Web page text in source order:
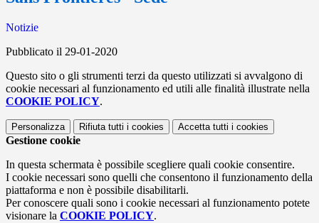
Notizie
Pubblicato il 29-01-2020
Questo sito o gli strumenti terzi da questo utilizzati si avvalgono di
cookie necessari al funzionamento ed utili alle finalità illustrate nella
COOKIE POLICY.
Personalizza Rifiuta tutti i cookies Accetta tutti i cookies
Gestione cookie
In questa schermata è possibile scegliere quali cookie consentire.
I cookie necessari sono quelli che consentono il funzionamento della
piattaforma e non è possibile disabilitarli.
Per conoscere quali sono i cookie necessari al funzionamento potete
visionare la COOKIE POLICY.